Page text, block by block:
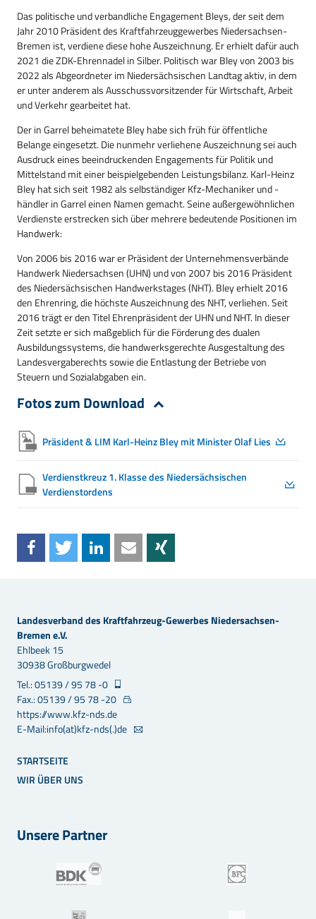
Das politische und verbandliche Engagement Bleys, der seit dem
Jahr 2010 Präsident des Kraftfahrzeuggewerbes Niedersachsen-
Bremen ist, verdiene diese hohe Auszeichnung. Er erhielt dafür auch
2021 die ZDK-Ehrennadel in Silber. Politisch war Bley von 2003 bis
2022 als Abgeordneter im Niedersächsischen Landtag aktiv, in dem
er unter anderem als Ausschussvorsitzender für Wirtschaft, Arbeit
und Verkehr gearbeitet hat.
Der in Garrel beheimatete Bley habe sich früh für öffentliche
Belange eingesetzt. Die nunmehr verliehene Auszeichnung sei auch
Ausdruck eines beeindruckenden Engagements für Politik und
Mittelstand mit einer beispielgebenden Leistungsbilanz. Karl-Heinz
Bley hat sich seit 1982 als selbständiger Kfz-Mechaniker und -
händler in Garrel einen Namen gemacht. Seine außergewöhnlichen
Verdienste erstrecken sich über mehrere bedeutende Positionen im
Hand­werk:
Von 2006 bis 2016 war er Präsident der Unternehmensverbände
Handwerk Niedersachsen (UHN) und von 2007 bis 2016 Präsident
des Niedersächsischen Handwerkstages (NHT). Bley erhielt 2016
den Ehrenring, die höchste Auszeichnung des NHT, verliehen. Seit
2016 trägt er den Titel Ehrenpräsident der UHN und NHT. In dieser
Zeit setzte er sich maßgeblich für die Förderung des dualen
Ausbildungssystems, die handwerksgerechte Ausgestaltung des
Landesvergaberechts sowie die Entlastung der Betriebe von
Steuern und Sozialabgaben ein.
Fotos zum Download
Präsident & LIM Karl-Heinz Bley mit Minister Olaf Lies
Verdienstkreuz 1. Klasse des Niedersächsischen
Verdienstordens
Landesverband des Kraftfahrzeug-Gewerbes Niedersachsen-
Bremen e.V.
Ehlbeek 15
30938 Großburgwedel
Tel.: 05139 / 95 78 -0
Fax.: 05139 / 95 78 -20
https://www.kfz-nds.de
E-Mail:info(at)kfz-nds(.)de
STARTSEITE
WIR ÜBER UNS
Unsere Partner